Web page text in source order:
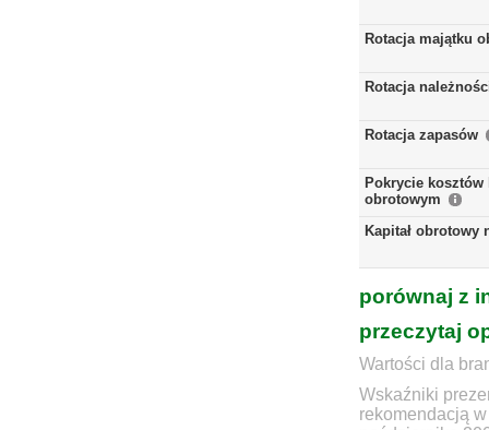
Rotacja majątku
Rotacja
Rotacja zapasów
Pokrycie kosztów
obrotowym
Kapitał obrotowy
porównaj z
przeczytaj
Wartości dla
Wskaźniki
rekomendacją